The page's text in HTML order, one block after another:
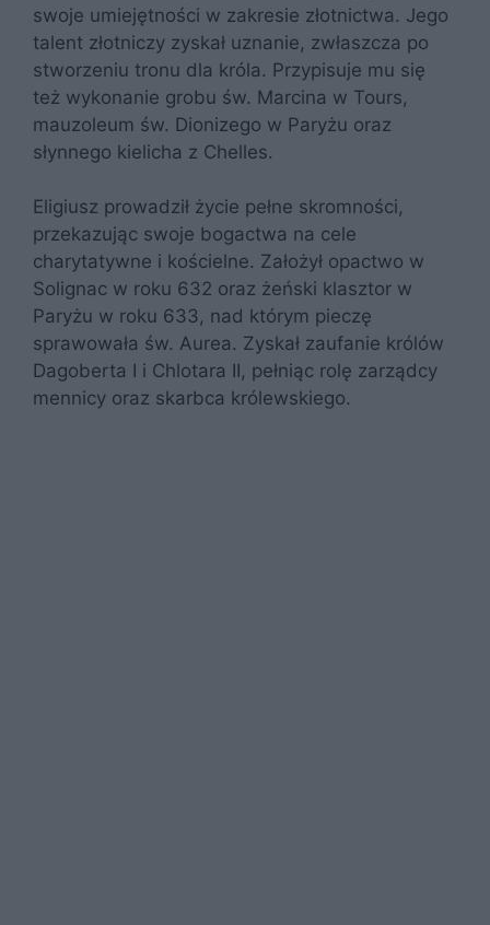
swoje umiejętności w zakresie złotnictwa. Jego
talent złotniczy zyskał uznanie, zwłaszcza po
stworzeniu tronu dla króla. Przypisuje mu się
też wykonanie grobu św. Marcina w Tours,
mauzoleum św. Dionizego w Paryżu oraz
słynnego kielicha z Chelles.
Eligiusz prowadził życie pełne skromności,
przekazując swoje bogactwa na cele
charytatywne i kościelne. Założył opactwo w
Solignac w roku 632 oraz żeński klasztor w
Paryżu w roku 633, nad którym pieczę
sprawowała św. Aurea. Zyskał zaufanie królów
Dagoberta I i Chlotara II, pełniąc rolę zarządcy
mennicy oraz skarbca królewskiego.